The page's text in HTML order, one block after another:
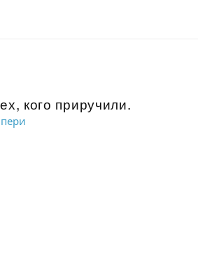
кого приручили.